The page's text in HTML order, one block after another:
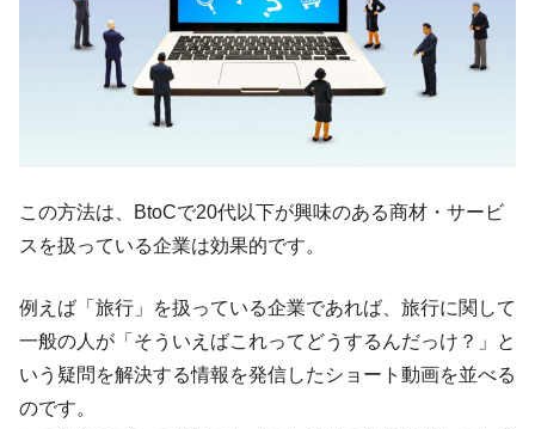
この方法は、BtoCで20代以下が興味のある商材・サービ
スを扱っている企業は効果的です。
例えば「旅行」を扱っている企業であれば、旅行に関して
一般の人が「そういえばこれってどうするんだっけ？」と
いう疑問を解決する情報を発信したショート動画を並べる
のです。